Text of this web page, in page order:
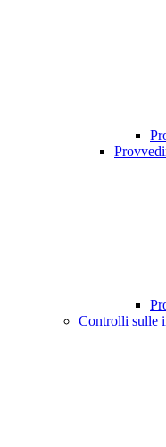
Controlli sulle